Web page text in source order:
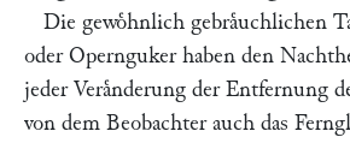
Die gewoͤhnlich gebraͤuchlichen
oder Opernguker haben den
jeder Veraͤnderung der Entfernung
von dem Beobachter auch das